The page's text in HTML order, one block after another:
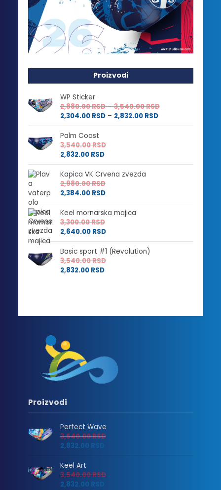
Proizvodi
WP Sticker
2,880.00RSD – 3,540.00RSDRaspon
od
2,304.00 RSD – 2,832.00 RSDRaspon
cena:
2,832.00 RSD
Palm Coast
3,540.00RSD
2,832.00 RSD
Kapica VK Crvena zvezda
2,980.00RSD
2,384.00 RSD
Keel mornarska majica
3,300.00RSD
2,640.00 RSD
Basic sport #1 (Revolution)
3,540.00RSD
2,832.00 RSD
Proizvodi
Perfect Wave
3,540.00RSD
2,832.00 RSD
Keel Art
3,540.00RSD
2,832.00 RSD